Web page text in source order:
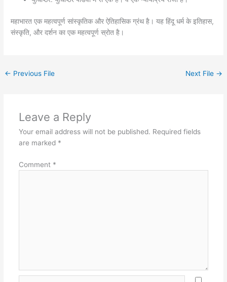
महाभारत एक महत्वपूर्ण सांस्कृतिक और ऐतिहासिक ग्रंथ है। यह हिंदू धर्म के इतिहास,
संस्कृति, और दर्शन का एक महत्वपूर्ण स्रोत है।
← Previous File Next File →
Leave a Reply
Your email address will not be published. Required fields
are marked *
Comment *